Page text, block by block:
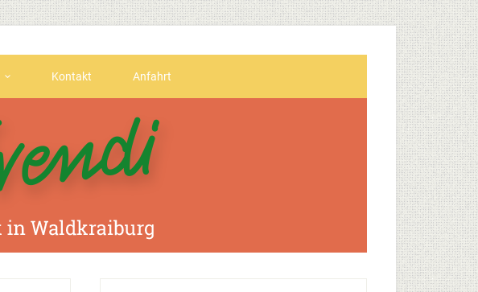
Kontakt Anfahrt